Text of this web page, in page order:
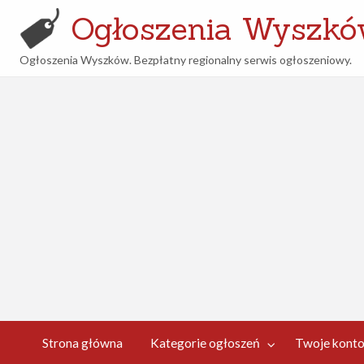
Ogłoszenia
Ogłoszenia Wyszków. Bezpłatny regionalny serwis ogłoszeniowy.
Strona główna Kategorie ogłoszeń Twoje konto